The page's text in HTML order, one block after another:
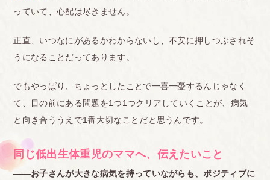
っていて、心配は尽きません。
正直、いつなにがあるかわからないし、不安に押しつぶされそ
うになることだってあります。
でもやっぱり、ちょっとしたことで一喜一憂するんじゃなく
て、目の前にある問題を1つ1つクリアしていくことが、病気
と向き合ううえで1番大切なことだと思うんです。
同じ低出生体重児のママへ、伝えたいこと
――お子さんが大きな病気を持っていながらも、ポジティブに